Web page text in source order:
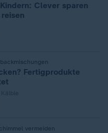
Clever sparen
Fertigprodukte
vermeiden